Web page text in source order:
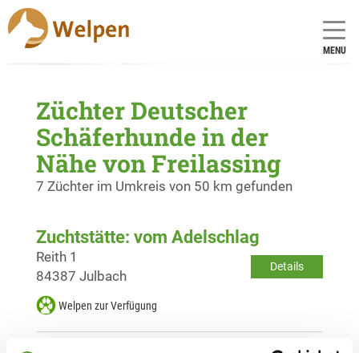
MENU
Züchter Deutscher
Schäferhunde in der
Nähe von Freilassing
7 Züchter im Umkreis von 50 km gefunden
Zuchtstätte: vom Adelschlag
Details
Reith 1
84387 Julbach
Welpen zur Verfügung